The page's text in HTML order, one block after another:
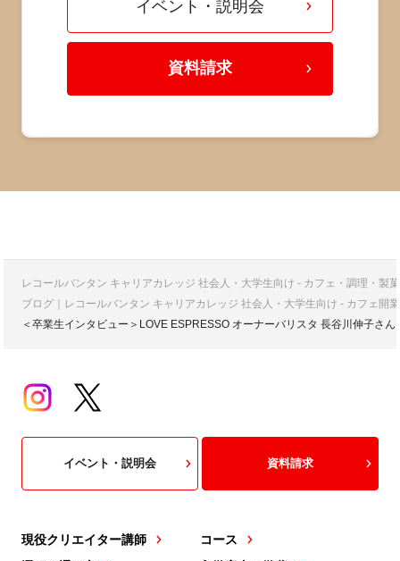
イベント・説明会
資料請求
レコールバンタン キャリアカレッジ 社会人・大学生向け - カフェ・調理・製
ブログ｜レコールバンタン キャリアカレッジ 社会人・大学生向け - カフェ開
＜卒業生インタビュー＞LOVE ESPRESSO オーナーバリスタ 長谷川伸子さん
現役クリエイター講師
コース
イベント・説明会 資料請求